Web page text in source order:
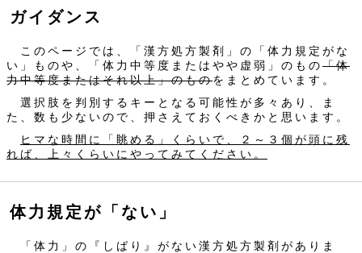
ガイダンス
このページでは、「漢方処方製剤」の「体力規定がな
い」ものや、「体力中等度またはやや虚弱」のもの「体
力中等度またはそれ以上」のものをまとめています。
選択肢を判別するキーとなる可能性が多々あり、ま
た、数も少ないので、押さえておくべきかと思います。
ヒマな時間に「眺める」くらいで、２～３個が頭に残
れば、上々くらいにやってみてください。
体力規定が「ない」
「体力」の『しばり』がない漢方処方製剤がありま